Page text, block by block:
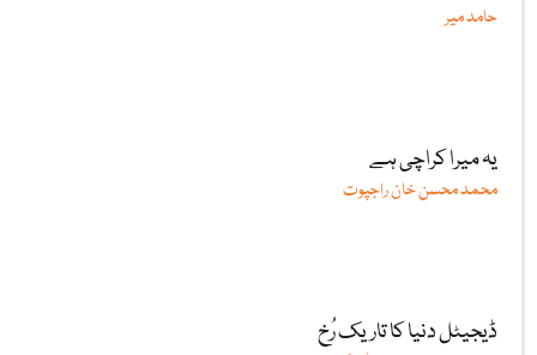
حامد میر
یہ میرا کراچی ہے
محمد محسن خان راجپوت
ڈیجیٹل دنیا کا تاریک رُخ